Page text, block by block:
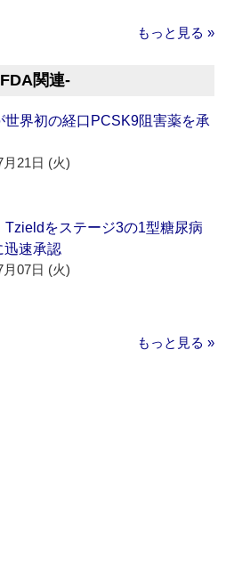
もっと見る »
関連‐
世界初の経口PCSK9阻害薬を承
月21日 (火)
Tzieldをステージ3の1型糖尿病
迅速承認
月07日 (火)
もっと見る »